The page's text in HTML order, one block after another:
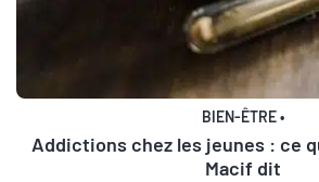
BIEN-ÊTRE•
Addictions chez les jeunes : ce
Macif dit